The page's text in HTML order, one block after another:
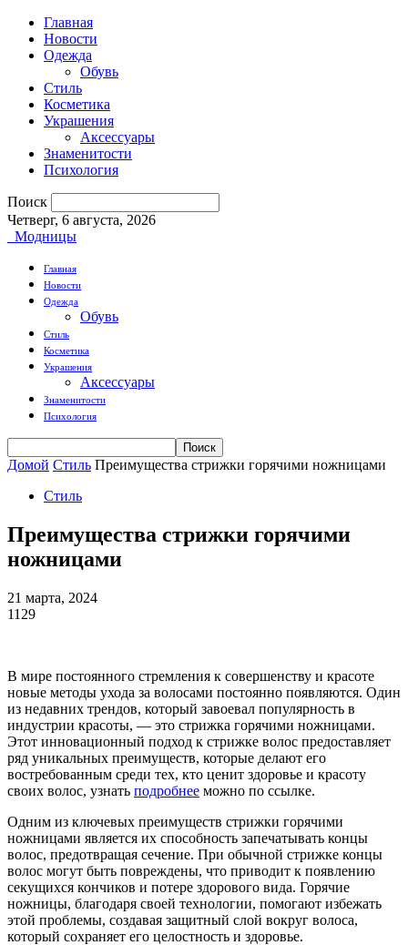
Главная
Новости
Одежда
Обувь
Стиль
Косметика
Украшения
Аксессуары
Знаменитости
Психология
Поиск
Четверг, 6 августа, 2026
Модницы
Главная
Новости
Одежда
Обувь
Стиль
Косметика
Украшения
Аксессуары
Знаменитости
Психология
Домой Стиль Преимущества стрижки горячими ножницами
Стиль
Преимущества стрижки горячими
ножницами
21 марта, 2024
1129
В мире постоянного стремления к совершенству и красоте
новые методы ухода за волосами постоянно появляются. Один
из недавних трендов, который завоевал популярность в
индустрии красоты, — это стрижка горячими ножницами.
Этот инновационный подход к стрижке волос предоставляет
ряд уникальных преимуществ, которые делают его
востребованным среди тех, кто ценит здоровье и красоту
своих волос, узнать подробнее можно по ссылке.
Одним из ключевых преимуществ стрижки горячими
ножницами является их способность запечатывать концы
волос, предотвращая сечение. При обычной стрижке концы
волос могут быть повреждены, что приводит к появлению
секущихся кончиков и потере здорового вида. Горячие
ножницы, благодаря своей технологии, помогают избежать
этой проблемы, создавая защитный слой вокруг волоса,
который сохраняет его целостность и здоровье.